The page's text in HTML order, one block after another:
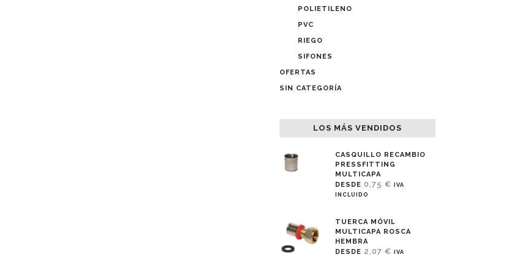
POLIETILENO
PVC
RIEGO
SIFONES
OFERTAS
SIN CATEGORÍA
LOS MÁS VENDIDOS
CASQUILLO RECAMBIO
PRESSFITTING
MULTICAPA
DESDE 0,75 € IVA
INCLUIDO
TUERCA MÓVIL
MULTICAPA ROSCA
HEMBRA
DESDE 2,07 € IVA